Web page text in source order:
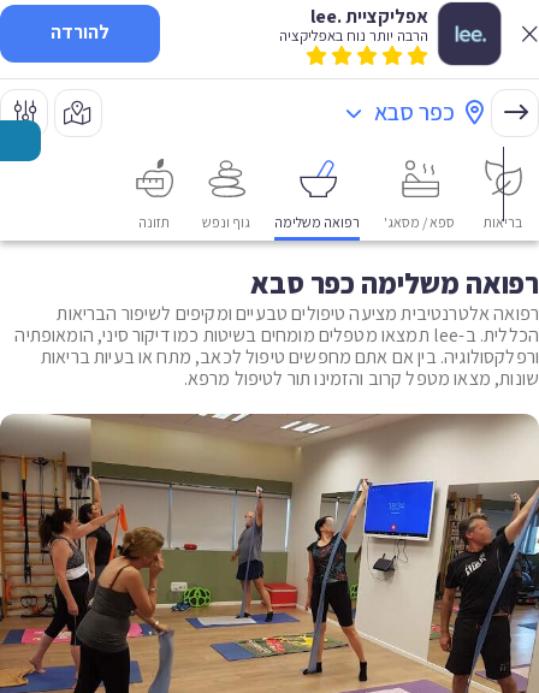
אפליקציית .lee
הרבה יותר נוח באפליקציה להורדה
כפר סבא
בריאות ספא / מסאג' רפואה משלימה גוף ונפש תזונה
רפואה משלימה כפר סבא
רפואה אלטרנטיבית מציעה טיפולים טבעיים ומקיפים לשיפור הבריאות
הכללית. ב-lee תמצאו מטפלים מומחים בשיטות כמו דיקור סיני, הומאופתיה
ורפלקסולוגיה. בין אם אתם מחפשים טיפול לכאב, מתח או בעיות בריאות
שונות, מצאו מטפל קרוב והזמינו תור לטיפול מרפא.